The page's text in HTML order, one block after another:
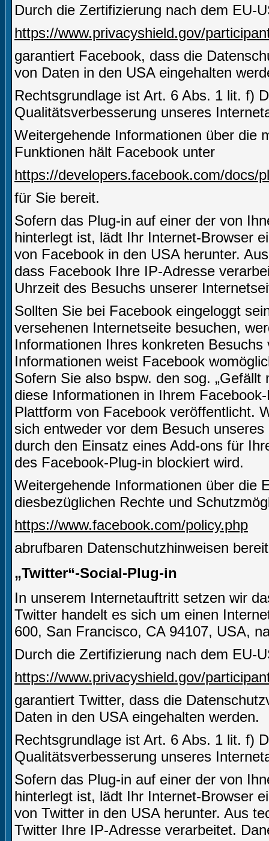
Durch die Zertifizierung nach dem EU-
https://www.privacyshield.gov/
garantiert Facebook, dass die
von Daten in den USA eingehalten
Rechtsgrundlage ist Art. 6 Abs. 1 lit. f)
Qualitätsverbesserung unseres
Weitergehende Informationen über die
Funktionen hält Facebook unter
https://developers.facebook.com/docs/
für Sie bereit.
Sofern das Plug-in auf einer der von
hinterlegt ist, lädt Ihr Internet-Browser
von Facebook in den USA herunter.
dass Facebook Ihre IP-Adresse
Uhrzeit des Besuchs unserer
Sollten Sie bei Facebook eingeloggt
versehenen Internetseite besuchen,
Informationen Ihres konkreten
Informationen weist Facebook
Sofern Sie also bspw. den sog.
diese Informationen in Ihrem
Plattform von Facebook veröffentlicht.
sich entweder vor dem Besuch
durch den Einsatz eines Add-ons für
des Facebook-Plug-in blockiert wird.
Weitergehende Informationen über die
diesbezüglichen Rechte und
https://www.facebook.com/policy.php
abrufbaren Datenschutzhinweisen
„Twitter“-Social-Plug-in
In unserem Internetauftritt setzen wir
Twitter handelt es sich um einen
600, San Francisco, CA 94107, USA,
Durch die Zertifizierung nach dem EU-
https://www.privacyshield.gov/
garantiert Twitter, dass die
Daten in den USA eingehalten werden.
Rechtsgrundlage ist Art. 6 Abs. 1 lit. f)
Qualitätsverbesserung unseres
Sofern das Plug-in auf einer der von
hinterlegt ist, lädt Ihr Internet-Browser
von Twitter in den USA herunter. Aus
Twitter Ihre IP-Adresse verarbeitet.